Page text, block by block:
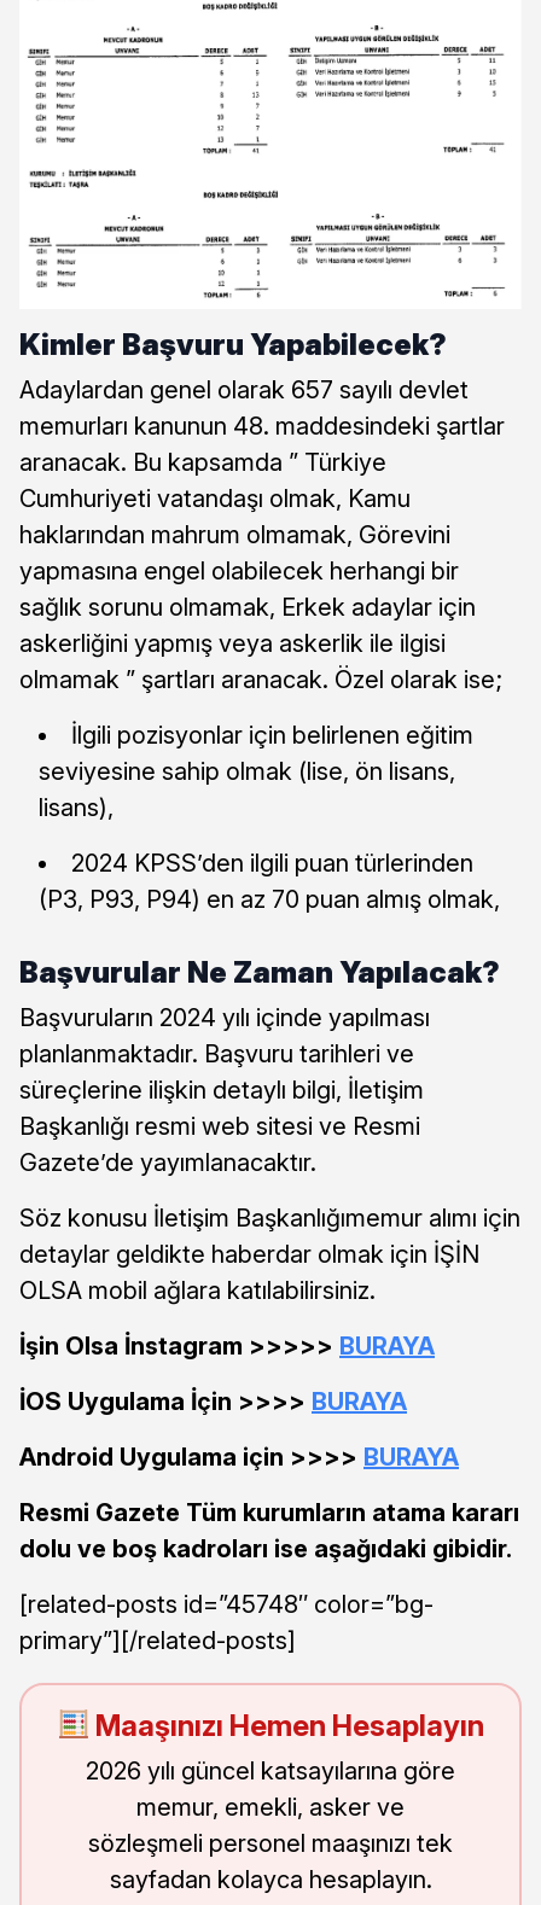
Kimler Başvuru Yapabilecek?
Adaylardan genel olarak 657 sayılı devlet
memurları kanunun 48. maddesindeki şartlar
aranacak. Bu kapsamda ” Türkiye
Cumhuriyeti vatandaşı olmak, Kamu
haklarından mahrum olmamak, Görevini
yapmasına engel olabilecek herhangi bir
sağlık sorunu olmamak, Erkek adaylar için
askerliğini yapmış veya askerlik ile ilgisi
olmamak ” şartları aranacak. Özel olarak ise;
İlgili pozisyonlar için belirlenen eğitim
seviyesine sahip olmak (lise, ön lisans,
lisans),
2024 KPSS’den ilgili puan türlerinden
(P3, P93, P94) en az 70 puan almış olmak,
Başvurular Ne Zaman Yapılacak?
Başvuruların 2024 yılı içinde yapılması
planlanmaktadır. Başvuru tarihleri ve
süreçlerine ilişkin detaylı bilgi, İletişim
Başkanlığı resmi web sitesi ve Resmi
Gazete’de yayımlanacaktır.
Söz konusu İletişim Başkanlığımemur alımı için
detaylar geldikte haberdar olmak için İŞİN
OLSA mobil ağlara katılabilirsiniz.
İşin Olsa İnstagram >>>>> BURAYA
İOS Uygulama İçin >>>> BURAYA
Android Uygulama için >>>> BURAYA
Resmi Gazete Tüm kurumların atama kararı
dolu ve boş kadroları ise aşağıdaki gibidir.
[related-posts id=”45748″ color=”bg-
primary”][/related-posts]
Maaşınızı Hemen Hesaplayın
2026 yılı güncel katsayılarına göre
memur, emekli, asker ve
sözleşmeli personel maaşınızı tek
sayfadan kolayca hesaplayın.